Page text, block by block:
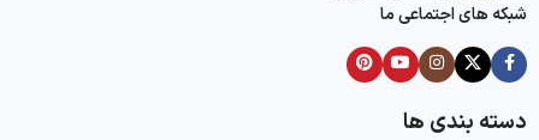
شبکه های اجتماعی ما
دسته بندی ها